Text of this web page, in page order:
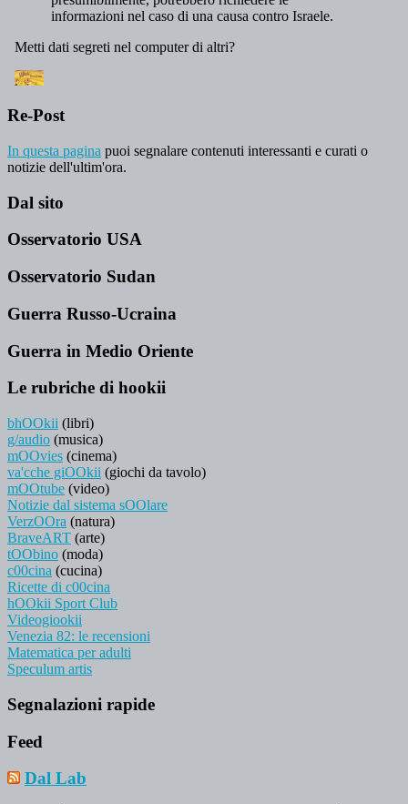
Re-Post
In questa pagina puoi segnalare contenuti interessanti e curati o
notizie dell'ultim'ora.
Dal sito
Osservatorio USA
Osservatorio Sudan
Guerra Russo-Ucraina
Guerra in Medio Oriente
Le rubriche di hookii
bhOOkii (libri)
g/audio (musica)
mOOvies (cinema)
va'cche giOOkii (giochi da tavolo)
mOOtube (video)
Notizie dal sistema sOOlare
VerzOOra (natura)
BraveART (arte)
tOObino (moda)
c00cina (cucina)
Ricette di c00cina
hOOkii Sport Club
Videogiookii
Venezia 82: le recensioni
Matematica per adulti
Speculum artis
Segnalazioni rapide
Feed
Dal Lab